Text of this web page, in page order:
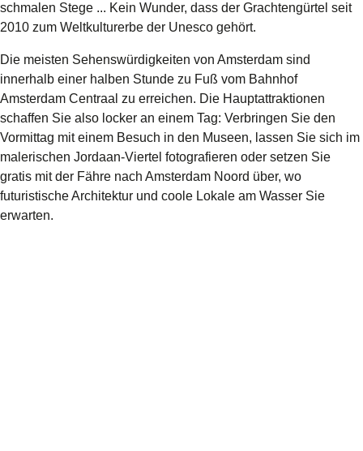
schmalen Stege ... Kein Wunder, dass der Grachtengürtel seit
2010 zum Weltkulturerbe der Unesco gehört.
Die meisten Sehenswürdigkeiten von Amsterdam sind
innerhalb einer halben Stunde zu Fuß vom Bahnhof
Amsterdam Centraal zu erreichen. Die Hauptattraktionen
schaffen Sie also locker an einem Tag: Verbringen Sie den
Vormittag mit einem Besuch in den Museen, lassen Sie sich im
malerischen Jordaan-Viertel fotografieren oder setzen Sie
gratis mit der Fähre nach Amsterdam Noord über, wo
futuristische Architektur und coole Lokale am Wasser Sie
erwarten.